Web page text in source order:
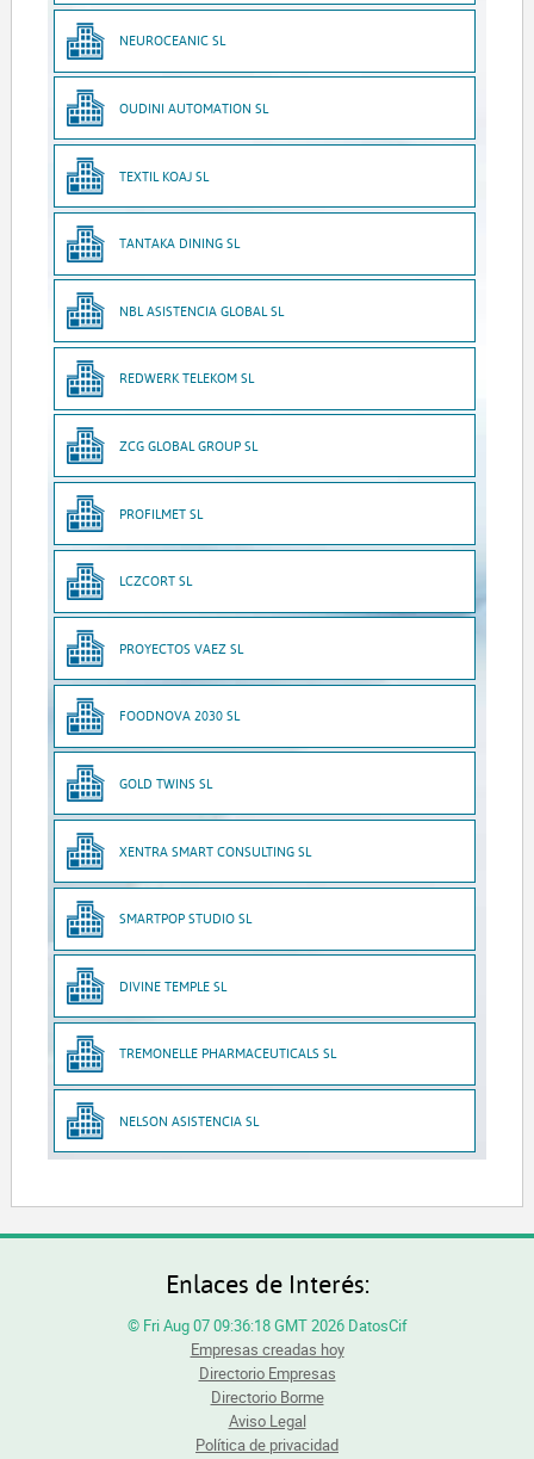
NEUROCEANIC SL
OUDINI AUTOMATION SL
TEXTIL KOAJ SL
TANTAKA DINING SL
NBL ASISTENCIA GLOBAL SL
REDWERK TELEKOM SL
ZCG GLOBAL GROUP SL
PROFILMET SL
LCZCORT SL
PROYECTOS VAEZ SL
FOODNOVA 2030 SL
GOLD TWINS SL
XENTRA SMART CONSULTING SL
SMARTPOP STUDIO SL
DIVINE TEMPLE SL
TREMONELLE PHARMACEUTICALS SL
NELSON ASISTENCIA SL
Enlaces de Interés:
© Fri Aug 07 09:36:18 GMT 2026 DatosCif
Empresas creadas hoy
Directorio Empresas
Directorio Borme
Aviso Legal
Política de privacidad